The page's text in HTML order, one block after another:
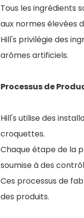
Tous les ingrédients
aux normes élevées
Hill's privilégie des
arômes artificiels.
Processus de
Hill's utilise des
croquettes.
Chaque étape de la
soumise à des
Ces processus de
des produits.